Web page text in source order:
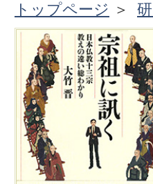
トップページ ＞